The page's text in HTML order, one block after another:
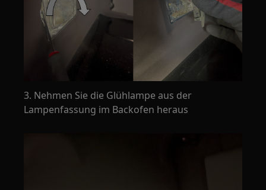
3. Nehmen Sie die Glühlampe aus der
Lampenfassung im Backofen heraus